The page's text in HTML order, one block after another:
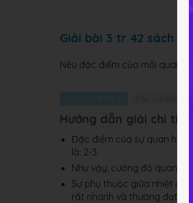
Giải bài 3 tr 42 sách
Nêu đặc điểm của mối quan
Hướng dẫn giải chi tiết
Đặc điểm của sự quan hệ
là: 2-3.
Như vậy, cường độ quang
Sự phụ thuộc giữa nhiệt
rất nhanh và thường đạt